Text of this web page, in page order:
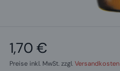
Regulärer Preis:
1,70 €
Preise inkl. MwSt. zzgl. Versandkosten